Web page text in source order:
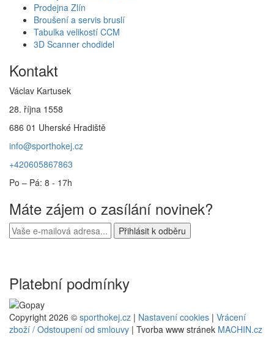
Prodejna Zlín
Broušení a servis bruslí
Tabulka velikostí CCM
3D Scanner chodidel
Kontakt
Václav Kartusek
28. října 1558
686 01 Uherské Hradiště
info@sporthokej.cz
+420605867863
Po – Pá: 8 - 17h
Máte zájem o zasílání novinek?
Platební podmínky
Copyright 2026 © sporthokej.cz | Nastavení cookies | Vrácení
zboží / Odstoupení od smlouvy | Tvorba www stránek MACHIN.cz